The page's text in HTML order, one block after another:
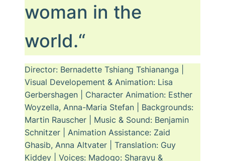
woman in the
world.“
Director: Bernadette Tshiang Tshiananga |
Visual Developement & Animation: Lisa
Gerbershagen | Character Animation: Esther
Woyzella, Anna-Maria Stefan | Backgrounds:
Martin Rauscher | Music & Sound: Benjamin
Schnitzer | Animation Assistance: Zaid
Ghasib, Anna Altvater | Translation: Guy
Kiddey | Voices: Madogo: Sharayu &